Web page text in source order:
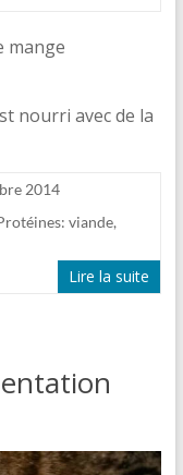
mange
nourri avec de la
2014
viande,
Lire la suite